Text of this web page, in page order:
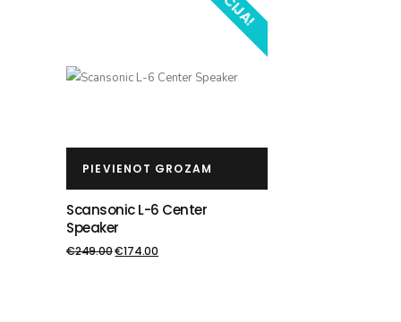
PIEVIENOT GROZAM
Scansonic L-6 Center
Speaker
€249.00€174.00